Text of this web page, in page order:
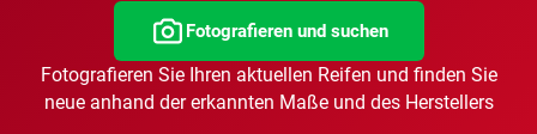
Fotografieren und suchen
Fotografieren Sie Ihren aktuellen Reifen und finden Sie
neue anhand der erkannten Maße und des Herstellers